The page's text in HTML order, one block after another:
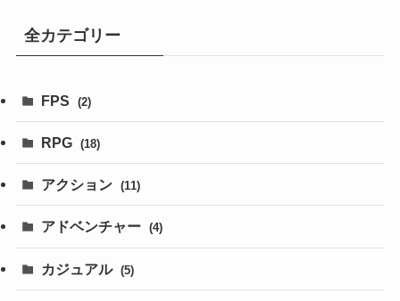
全カテゴリー
FPS (2)
RPG (18)
アクション (11)
アドベンチャー (4)
カジュアル (5)